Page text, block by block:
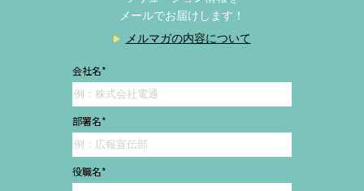
メールでお届けします！
メルマガの内容について
会社名*
部署名*
役職名*